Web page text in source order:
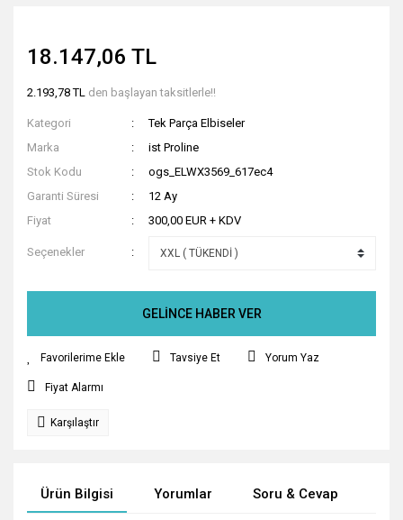
18.147,06 TL
2.193,78 TL den başlayan taksitlerle!!
Kategori
Tek Parça Elbiseler
Marka
ist Proline
Stok Kodu
ogs_ELWX3569_617ec4
Garanti Süresi
12 Ay
Fiyat
300,00 EUR + KDV
Seçenekler
GELİNCE HABER VER
Tavsiye Et Yorum Yaz
Fiyat Alarmı
Karşılaştır
Ürün Bilgisi Yorumlar Soru & Cevap